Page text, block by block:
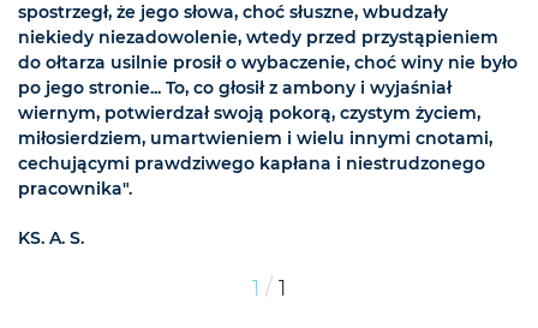
spostrzegł, że jego słowa, choć słuszne, wbudzały
niekiedy niezadowolenie, wtedy przed przystąpieniem
do ołtarza usilnie prosił o wybaczenie, choć winy nie było
po jego stronie... To, co głosił z ambony i wyjaśniał
wiernym, potwierdzał swoją pokorą, czystym życiem,
miłosierdziem, umartwieniem i wielu innymi cnotami,
cechującymi prawdziwego kapłana i niestrudzonego
pracownika".
KS. A. S.
1 / 1